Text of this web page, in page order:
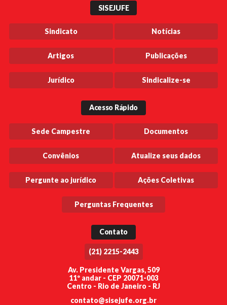
SISEJUFE
Sindicato Notícias
Artigos Publicações
Jurídico Sindicalize-se
Acesso Rápido
Sede Campestre Documentos
Convênios Atualize seus dados
Pergunte ao jurídico Ações Coletivas
Perguntas Frequentes
Contato
(21) 2215-2443
Av. Presidente Vargas, 509
11º andar - CEP 20071-003
Centro - Rio de Janeiro - RJ
contato@sisejufe.org.br